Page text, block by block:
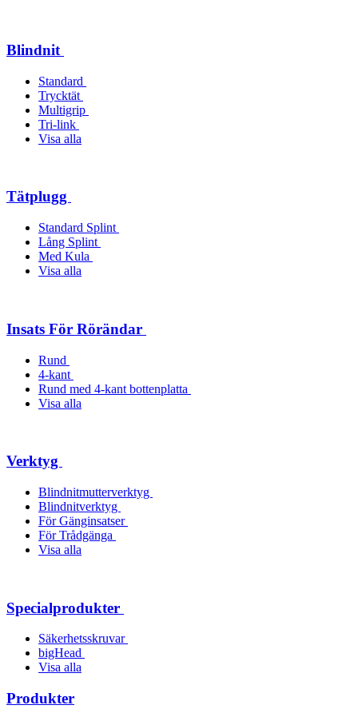
Blindnit
Standard
Trycktät
Multigrip
Tri-link
Visa alla
Tätplugg
Standard Splint
Lång Splint
Med Kula
Visa alla
Insats För Rörändar
Rund
4-kant
Rund med 4-kant bottenplatta
Visa alla
Verktyg
Blindnitmutterverktyg
Blindnitverktyg
För Gänginsatser
För Trådgänga
Visa alla
Specialprodukter
Säkerhetsskruvar
bigHead
Visa alla
Produkter